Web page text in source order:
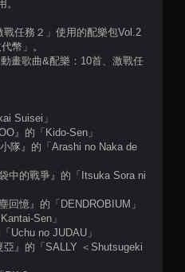
）
，
則
評
分
任務２」使用的配樂包Vol.2
幣」。
畫歌曲&配樂：10首、激戰任
Suisei」
』的「Kido-Sen」
隊』的「Arashi no Naka de
中的戰爭』的「Itsuka Sora ni
回憶』的「DENDROBIUM」
Sen」
Uchu no JUDAU」
』的「SALLY ＜Shutsugeki